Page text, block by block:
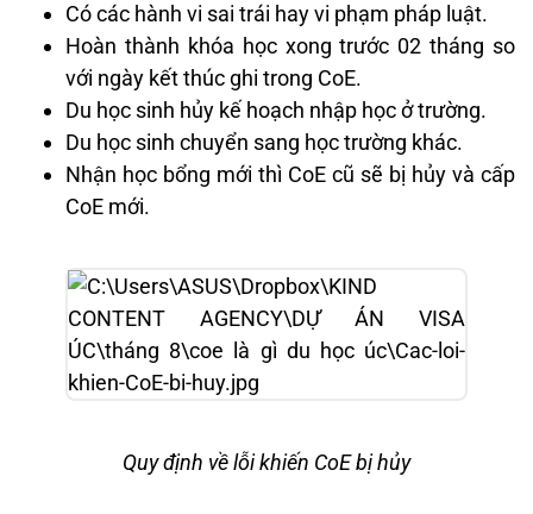
Có các hành vi sai trái hay vi phạm pháp luật.
Hoàn thành khóa học xong trước 02 tháng so
với ngày kết thúc ghi trong CoE.
Du học sinh hủy kế hoạch nhập học ở trường.
Du học sinh chuyển sang học trường khác.
Nhận học bổng mới thì CoE cũ sẽ bị hủy và cấp
CoE mới.
Quy định về lỗi khiến CoE bị hủy